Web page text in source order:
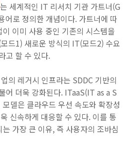
는 세계적인 IT 리서치 기관 가트너(G
로 정의한 개념이다. 가트너에 따
이미 사용 중인 기존의 시스템을
드1) 새로운 방식의 IT(모드2) 수요
고 할 수 있다.
의 레거시 인프라는 SDDC 기반의
어 더욱 강화된다. ITaaS(IT as a S
델은 클라우드 우선 속도와 확장성
신속하게 대응할 수 있다. 이를 통
가장 큰 이유, 즉 사용자의 조바심